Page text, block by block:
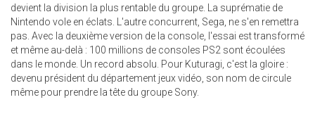
devient la division la plus rentable du groupe. La suprématie de
Nintendo vole en éclats. L'autre concurrent, Sega, ne s'en remettra
pas. Avec la deuxième version de la console, l'essai est transformé
et même au-delà : 100 millions de consoles PS2 sont écoulées
dans le monde. Un record absolu. Pour Kuturagi, c'est la gloire :
devenu président du département jeux vidéo, son nom de circule
même pour prendre la tête du groupe Sony.